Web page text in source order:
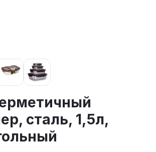
сталь, 1,5л,